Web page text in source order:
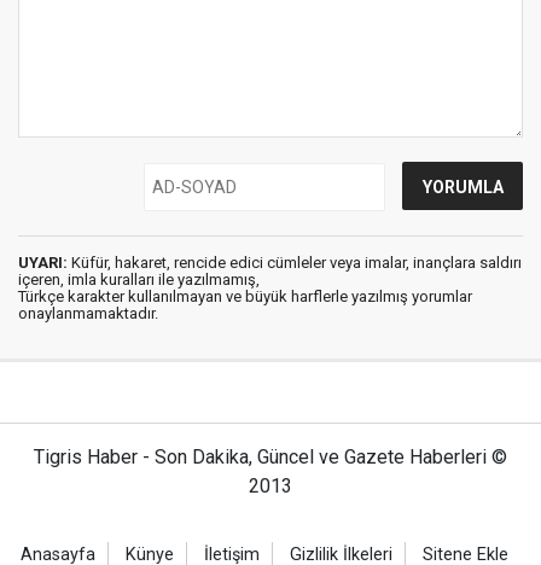
UYARI: Küfür, hakaret, rencide edici cümleler veya imalar, inançlara saldırı
içeren, imla kuralları ile yazılmamış,
Türkçe karakter kullanılmayan ve büyük harflerle yazılmış yorumlar
onaylanmamaktadır.
Tigris Haber - Son Dakika, Güncel ve Gazete Haberleri ©
2013
Anasayfa Künye İletişim Gizlilik İlkeleri Sitene Ekle